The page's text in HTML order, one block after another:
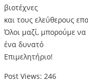
βιοτέχνες
και τους ελεύθερους
Όλοι μαζί, μπορούμε
ένα δυνατό
Επιμελητήριο!
Post Views: 246